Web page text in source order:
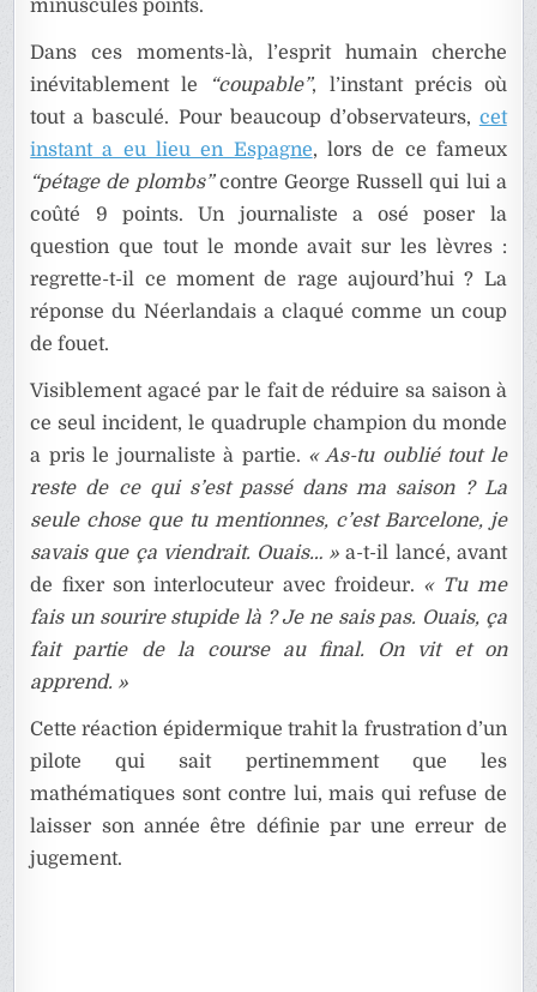
minuscules points.
Dans ces moments-là, l’esprit humain cherche
inévitablement le
“coupable”, l’instant précis où
tout a basculé. Pour beaucoup d’observateurs, cet
instant a eu lieu en Espagne, lors de ce fameux
“pétage de plombs”contre George Russell qui lui a
coûté 9 points. Un journaliste a osé poser la
question que tout le monde avait sur les lèvres :
regrette-t-il ce moment de rage aujourd’hui ? La
réponse du Néerlandais a claqué comme un coup
de fouet.
Visiblement agacé par le fait de réduire sa saison à
ce seul incident, le quadruple champion du monde
a pris le journaliste à partie. « As-tu oublié tout le
reste de ce qui s’est passé dans ma saison ? La
seule chose que tu mentionnes, c’est Barcelone, je
savais que ça viendrait. Ouais… » a-t-il lancé, avant
de fixer son interlocuteur avec froideur. « Tu me
fais un sourire stupide là ? Je ne sais pas. Ouais, ça
fait partie de la course au final. On vit et on
apprend. »
Cette réaction épidermique trahit la frustration d’un
pilote qui sait pertinemment que les
mathématiques sont contre lui, mais qui refuse de
laisser son année être définie par une erreur de
jugement.